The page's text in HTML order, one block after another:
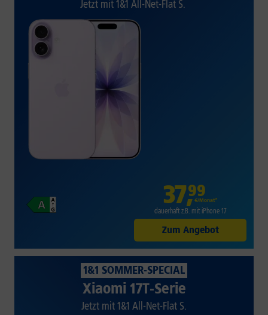
Jetzt mit 1&1 All-Net-Flat S.
37,99
€/Monat*
dauerhaft z.B. mit iPhone 17
Zum Angebot
1&1 SOMMER-SPECIAL
Xiaomi 17T-Serie
Jetzt mit 1&1 All-Net-Flat S.